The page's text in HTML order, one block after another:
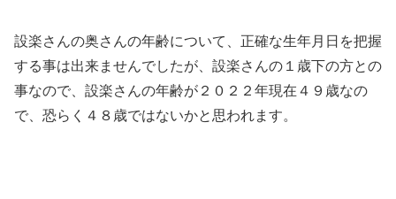
設楽さんの奥さんの年齢について、正確な生年月日を把握
する事は出来ませんでしたが、設楽さんの１歳下の方との
事なので、設楽さんの年齢が２０２２年現在４９歳なの
で、恐らく４８歳ではないかと思われます。